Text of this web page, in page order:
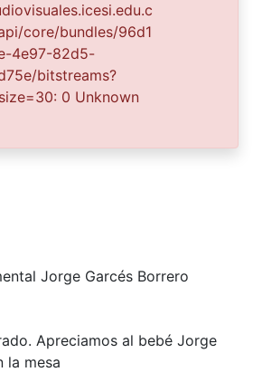
KB)
Jorge Garcés Borrero
Apreciamos al bebé Jorge
la mesa
core/bundles/96d1
4e97-82d5-
bitstreams?
0 Unknown